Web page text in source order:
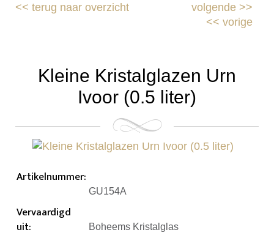
<<terug naar overzicht volgende>>
<< vorige
Kleine Kristalglazen Urn
Ivoor (0.5 liter)
Artikelnummer:
GU154A
Vervaardigd
uit: Boheems Kristalglas